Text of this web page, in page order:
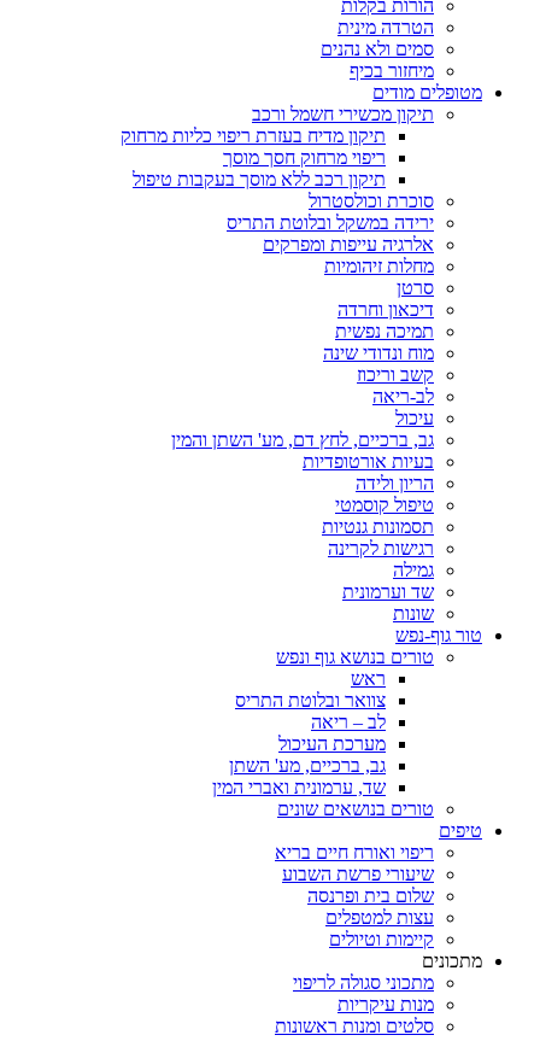
הורות בקלות
הטרדה מינית
סמים ולא נהנים
מיחזור בכיף
מטופלים מודים
תיקון מכשירי חשמל ורכב
תיקון מדיח בעזרת ריפוי כליות מרחוק
ריפוי מרחוק חסך מוסך
תיקון רכב ללא מוסך בעקבות טיפול
סוכרת וכולסטרול
ירידה במשקל ובלוטת התריס
אלרגיה עייפות ומפרקים
מחלות זיהומיות
סרטן
דיכאון וחרדה
תמיכה נפשית
מוח ונדודי שינה
קשב וריכוז
לב-ריאה
עיכול
גב, ברכיים, לחץ דם, מע' השתן והמין
בעיות אורטופדיות
הריון ולידה
טיפול קוסמטי
תסמונות גנטיות
רגישות לקרינה
גמילה
שד וערמונית
שונות
טור גוף-נפש
טורים בנושא גוף ונפש
ראש
צוואר ובלוטת התריס
לב – ריאה
מערכת העיכול
גב, ברכיים, מע' השתן
שד, ערמונית ואברי המין
טורים בנושאים שונים
טיפים
ריפוי ואורח חיים בריא
שיעורי פרשת השבוע
שלום בית ופרנסה
עצות למטפלים
קיימות וטיולים
מתכונים
מתכוני סגולה לריפוי
מנות עיקריות
סלטים ומנות ראשונות